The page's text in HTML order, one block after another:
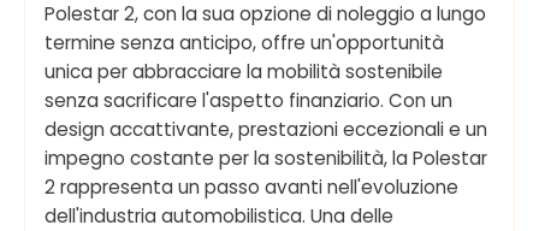
Polestar 2, con la sua opzione di noleggio a lungo
termine senza anticipo, offre un'opportunità
unica per abbracciare la mobilità sostenibile
senza sacrificare l'aspetto finanziario. Con un
design accattivante, prestazioni eccezionali e un
impegno costante per la sostenibilità, la Polestar
2 rappresenta un passo avanti nell'evoluzione
dell'industria automobilistica. Una delle